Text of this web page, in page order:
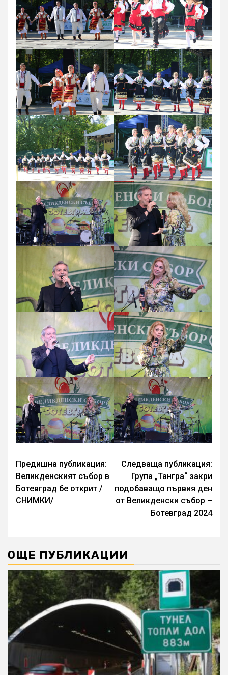
Continue
Reading
Предишна публикация:
Великденският събор в
Ботевград бе открит /
СНИМКИ/
Следваща публикация:
Група „Тангра“ закри
подобаващо първия ден
от Великденски събор –
Ботевград 2024
ОЩЕ ПУБЛИКАЦИИ